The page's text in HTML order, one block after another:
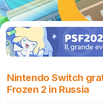
Nintendo Switch
Frozen 2 in Russia